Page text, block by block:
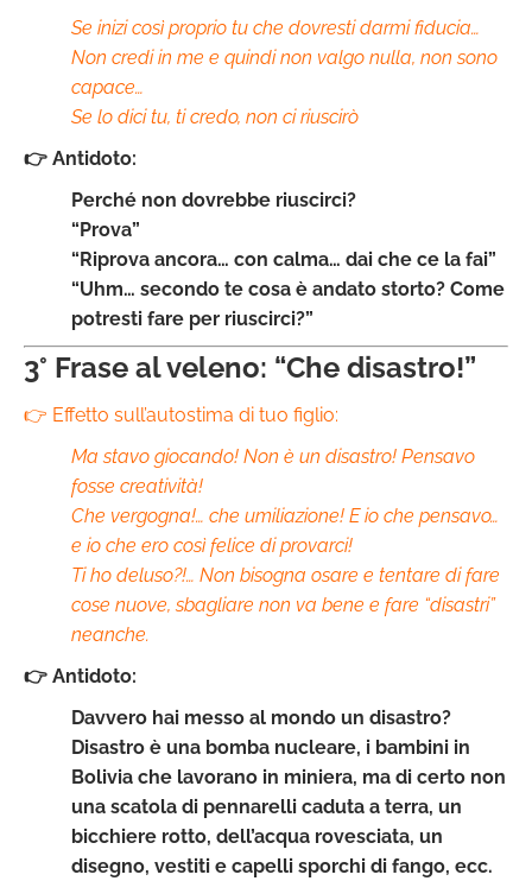
Se inizi così proprio tu che dovresti darmi fiducia…
Non credi in me e quindi non valgo nulla, non sono
capace…
Se lo dici tu, ti credo, non ci riuscirò
👉 Antidoto:
Perché non dovrebbe riuscirci?
“Prova”
“Riprova ancora… con calma… dai che ce la fai”
“Uhm… secondo te cosa è andato storto? Come
potresti fare per riuscirci?”
3° Frase al veleno: “Che disastro!”
👉 Effetto sull’autostima di tuo figlio:
Ma stavo giocando! Non è un disastro! Pensavo
fosse creatività!
Che vergogna!… che umiliazione! E io che pensavo…
e io che ero così felice di provarci!
Ti ho deluso?!… Non bisogna osare e tentare di fare
cose nuove, sbagliare non va bene e fare “disastri”
neanche.
👉 Antidoto:
Davvero hai messo al mondo un disastro?
Disastro è una bomba nucleare, i bambini in
Bolivia che lavorano in miniera, ma di certo non
una scatola di pennarelli caduta a terra, un
bicchiere rotto, dell’acqua rovesciata, un
disegno, vestiti e capelli sporchi di fango, ecc.